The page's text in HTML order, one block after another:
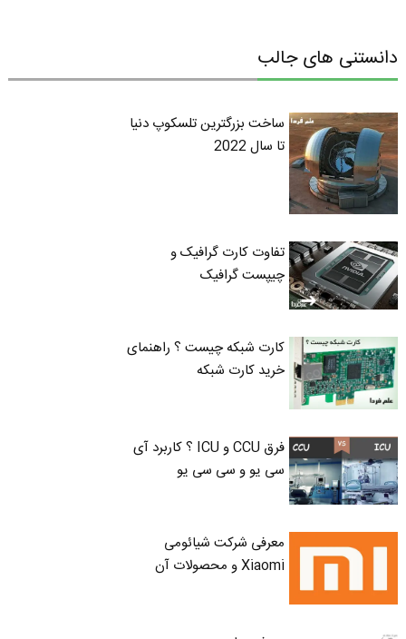
دانستنی های جالب
ساخت بزرگترین تلسکوپ دنیا
تا سال 2022
تفاوت کارت گرافیک و
چیپست گرافیک
کارت شبکه چیست ؟ راهنمای
خرید کارت شبکه
فرق CCU و ICU ؟ کاربرد آی
سی یو و سی سی یو
معرفی شرکت شیائومی
Xiaomi و محصولات آن